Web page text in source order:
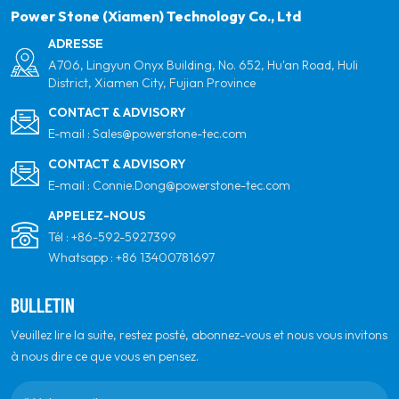
pour la qualité, le professionnalisme et l'innovation.
Power Stone (Xiamen) Technology Co., Ltd
ADRESSE
A706, Lingyun Onyx Building, No. 652, Hu'an Road, Huli
District, Xiamen City, Fujian Province
CONTACT & ADVISORY
E-mail : Sales@powerstone-tec.com
CONTACT & ADVISORY
E-mail : Connie.Dong@powerstone-tec.com
APPELEZ-NOUS
Tél : +86-592-5927399
Whatsapp : +86 13400781697
BULLETIN
Veuillez lire la suite, restez posté, abonnez-vous et nous vous invitons
à nous dire ce que vous en pensez.